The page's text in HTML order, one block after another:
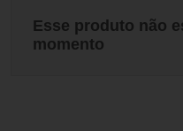
Esse produto não
momento